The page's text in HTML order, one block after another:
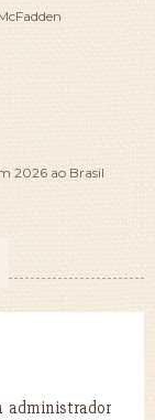
2026 ao Brasil
administrador